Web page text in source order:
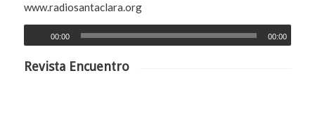
www.radiosantaclara.org
00:00 00:00
Revista Encuentro